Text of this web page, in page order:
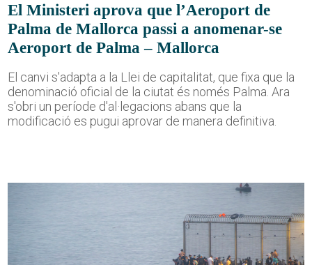
El Ministeri aprova que l’Aeroport de
Palma de Mallorca passi a anomenar-se
Aeroport de Palma – Mallorca
El canvi s'adapta a la Llei de capitalitat, que fixa que la
denominació oficial de la ciutat és només Palma. Ara
s'obri un període d'al·legacions abans que la
modificació es pugui aprovar de manera definitiva.